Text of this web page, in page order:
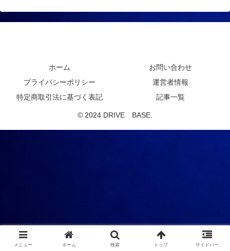
ホーム
お問い合わせ
プライバシーポリシー
運営者情報
特定商取引法に基づく表記
記事一覧
© 2024 DRIVE BASE.
メニュー ホーム 検索 トップ サイドバー